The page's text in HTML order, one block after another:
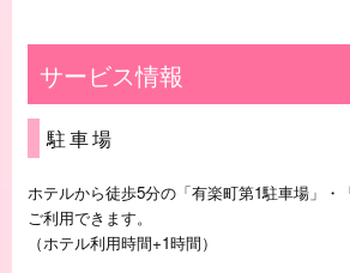
サービス情報
駐車場
ホテルから徒歩5分の「有楽町第1駐車場」・
ご利用できます。
（ホテル利用時間+1時間）